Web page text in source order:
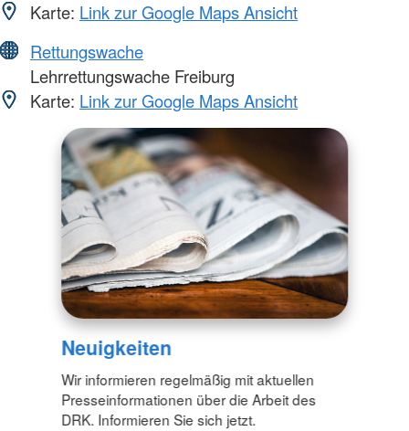
Karte: Link zur Google Maps Ansicht
Rettungswache
Lehrrettungswache Freiburg
Karte: Link zur Google Maps Ansicht
Neuigkeiten
Wir informieren regelmäßig mit aktuellen
Presseinformationen über die Arbeit des
DRK. Informieren Sie sich jetzt.